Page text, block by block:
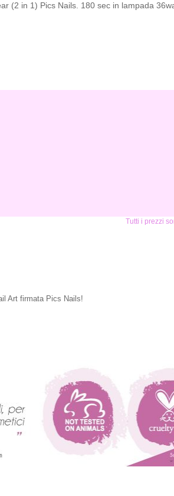
(2 in 1) Pics Nails. 180 sec in lampada
Tutti i prezzi
Art firmata Pics Nails!